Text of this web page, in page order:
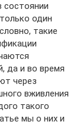
состоянии
один
такие
да и во время
через
вживления
такого
мы о них и